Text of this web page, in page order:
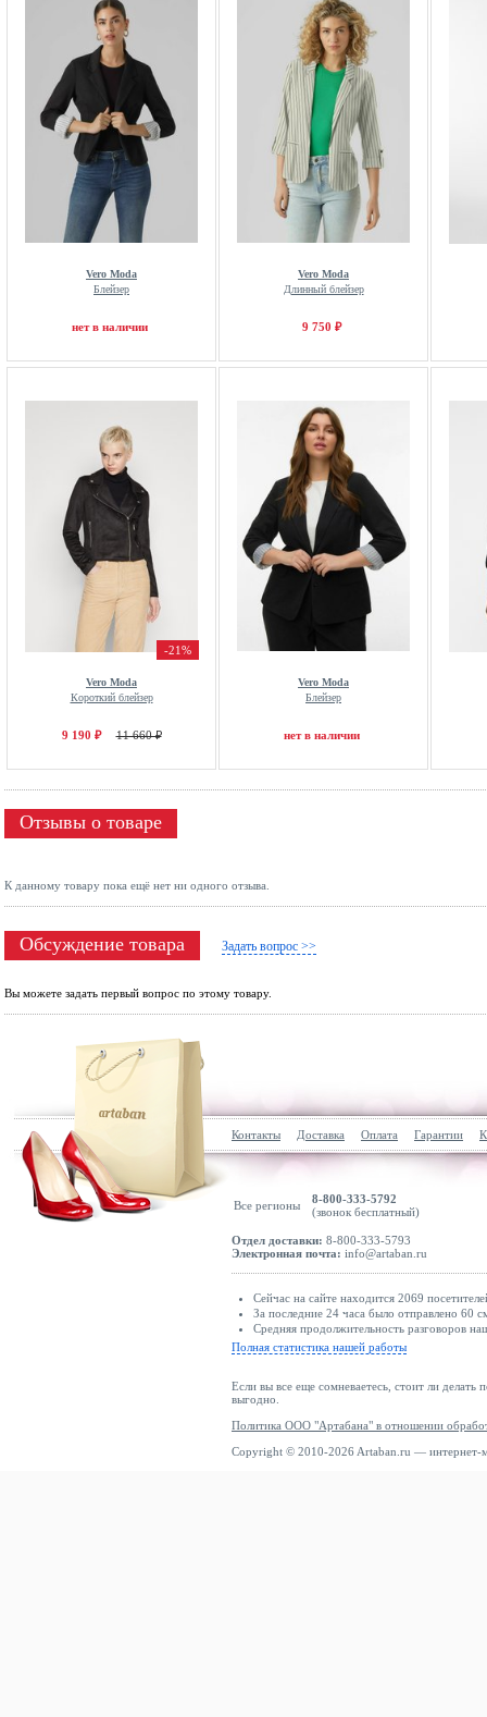
Vero Moda
Блейзер
нет в наличии
Vero Moda
Длинный блейзер
9 750 ₽
-21%
Vero Moda
Короткий блейзер
9 190 ₽ 11 660 ₽
Vero Moda
Блейзер
нет в наличии
Отзывы о товаре
К данному товару пока ещё нет ни одного отзыва.
Обсуждение товара Задать вопрос >>
Вы можете задать первый вопрос по этому товару.
Контакты Доставка Оплата Гарантии
Все регионы
8-800-333-5792
(звонок бесплатный)
Отдел доставки: 8-800-333-5793
Электронная почта: info@artaban.ru
Сейчас на сайте находится 2069
За последние 24 часа было отправлено 60
Средняя продолжительность разговоров
Полная статистика нашей работы
Если вы все еще сомневаетесь, стоит ли делать
выгодно.
Политика ООО "Артабана" в отношении
Copyright © 2010-2026 Artaban.ru — интернет-